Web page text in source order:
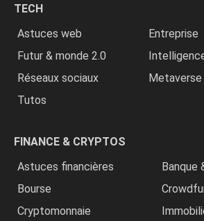
TECH
Astuces web
Entreprise
Futur & monde 2.0
Réseaux sociaux
Metaverse
Tutos
FINANCE & CRYPTOS
Astuces financières
Banque
Bourse
Cryptomonnaie